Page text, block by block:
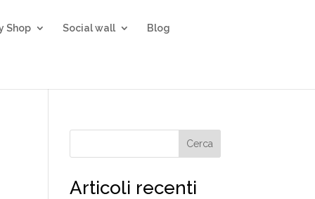
Shop Social wall Blog
Cerca
Articoli recenti